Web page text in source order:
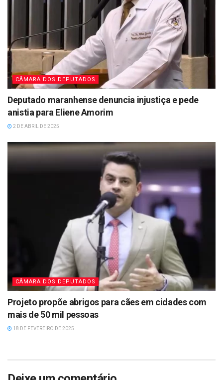
CÂMARA DOS DEPUTADOS
Deputado maranhense denuncia injustiça e pede
anistia para Eliene Amorim
2 DE ABRIL DE 2025
CÂMARA DOS DEPUTADOS
Projeto propõe abrigos para cães em cidades com
mais de 50 mil pessoas
18 DE FEVEREIRO DE 2025